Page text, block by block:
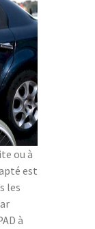
ou à
est
les
à